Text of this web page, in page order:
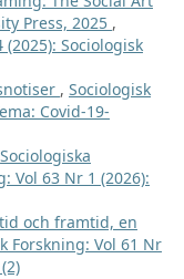
Press, 2025 ,
Sociologisk
, Sociologisk
Covid-19-
Sociologiska
Vol 63 Nr 1 (2026):
och framtid, en
Forskning: Vol 61 Nr